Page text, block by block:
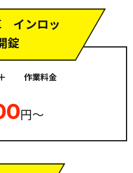
インロッ
錠
作業料金
円〜